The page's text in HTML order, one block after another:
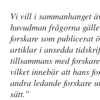
Vi vill i sammanhanget
huvudman frågorna
forskare som publicerat
artiklar i ansedda
tillsammans med
vilket innebär att hans
andra ledande forskare
sätt.”